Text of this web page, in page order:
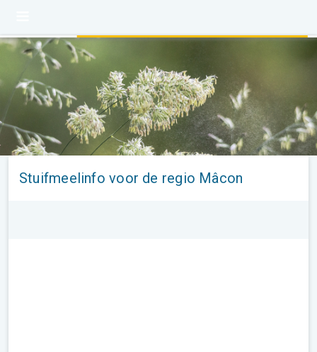
Stuifmeelinfo voor de regio Mâcon